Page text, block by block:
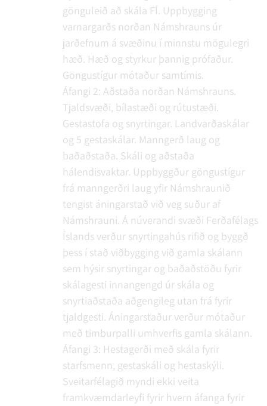
gönguleið að skála FÍ. Uppbygging
varnargarðs norðan Námshrauns úr
jarðefnum á svæðinu í minnstu mögulegri
hæð. Hæð og styrkur þannig prófaður.
Göngustígur mótaður samtímis.
Áfangi 2: Aðstaða norðan Námshrauns.
Tjaldsvæði, bílastæði og rútustæði.
Gestastofa og snyrtingar. Landvarðaskálar
og 5 gestaskálar. Manngerð laug og
baðaðstaða. Skáli og aðstaða
hálendisvaktar. Uppbyggður göngustígur
frá manngerðri laug yfir Námshraunið
tengist áningarstað við veg suður af
Námshrauni. Á núverandi svæði Ferðafélags
Íslands verður snyrtingahús rifið og byggð
þess í stað viðbygging við gamla skálann
sem hýsir snyrtingar og baðaðstöðu fyrir
skálagesti innangengd úr skála og
snyrtiaðstaða aðgengileg utan frá fyrir
tjaldgesti. Áningarstaður verður mótaður
með timburpalli umhverfis gamla skálann.
Áfangi 3: Hestagerði með skála fyrir
starfsmenn, gestaskáli og hestaskýli.
Sveitarfélagið myndi ekki veita
framkvæmdarleyfi fyrir hvern áfanga fyrir